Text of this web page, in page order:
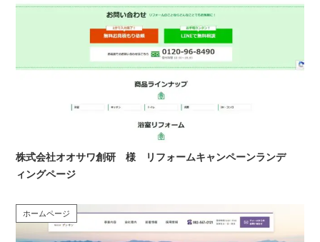
株式会社オオサワ創研 様 リフォームキャンペーンランデ
ィングページ
ホームページ